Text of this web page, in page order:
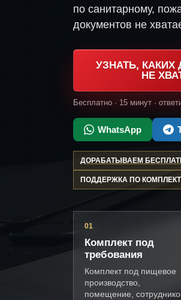
по санитарному,
документов не
УЗНАТЬ, КАКИХ
НЕ
Бесплатно · 15 минут ·
WhatsApp
ДОРАБАТЫВАЕМ
ПОДДЕРЖКА ПО
01
Комплект под
требования
Комплект под пищевое
производство,
помещение,